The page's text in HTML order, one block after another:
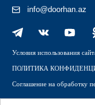
info@doorhan.az
Условия использования
ПОЛИТИКА
Соглашение на обработку